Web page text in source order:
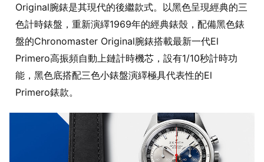
Original腕錶是其現代的後繼款式。以黑色呈現經典的三
色計時錶盤，重新演繹1969年的經典錶殼，配備黑色錶
盤的Chronomaster Original腕錶搭載最新一代El
Primero高振頻自動上鏈計時機芯，設有1/10秒計時功
能，黑色底搭配三色小錶盤演繹極具代表性的El
Primero錶款。